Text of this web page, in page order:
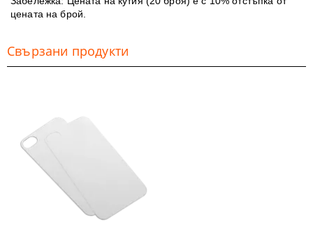
цената на брой.
Свързани продукти